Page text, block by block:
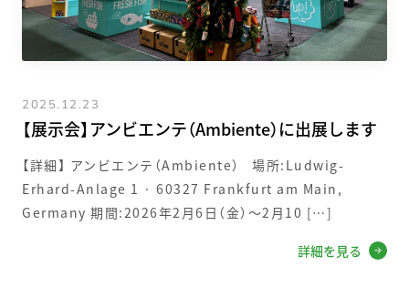
2025.12.23
【展示会】アンビエンテ（Ambiente）に出展します
【詳細】 アンビエンテ（Ambiente） 場所:Ludwig-
Erhard-Anlage 1 · 60327 Frankfurt am Main,
Germany 期間:2026年2月6日（金）～2月10 […]
詳細を見る